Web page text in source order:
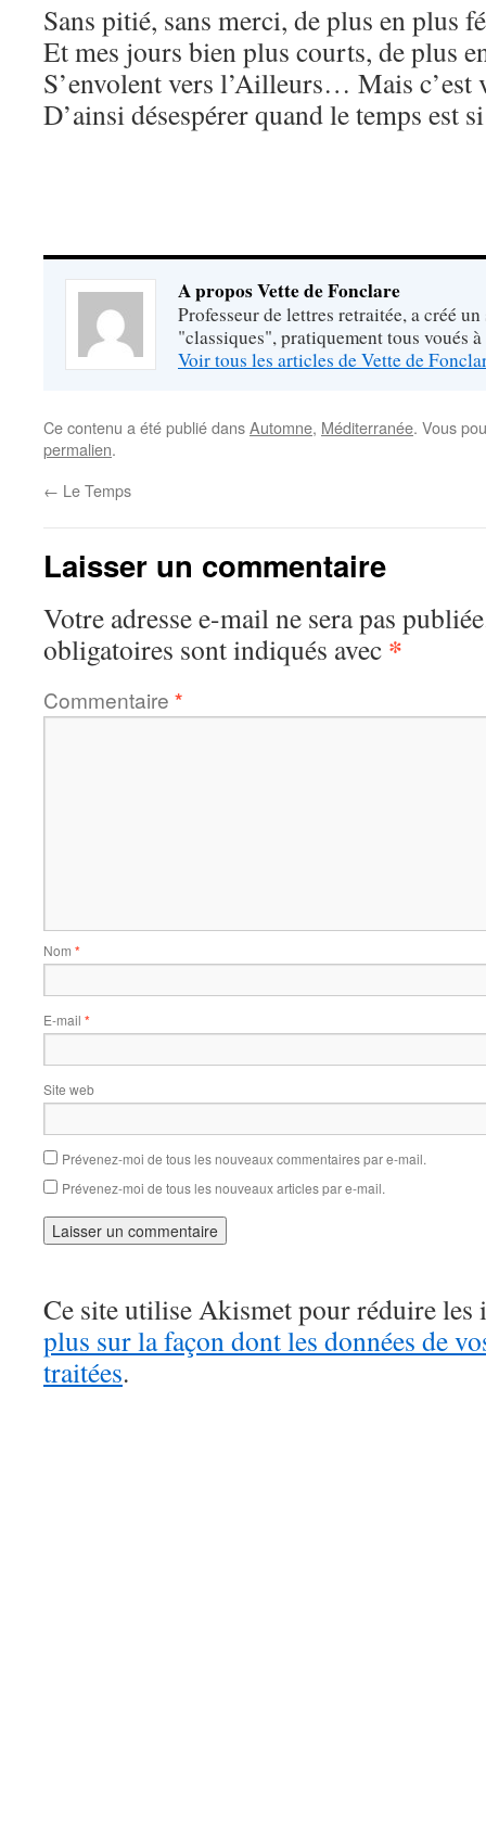
Sans pitié, sans merci, de plus en plus
Et mes jours bien plus courts, de plus
S’envolent vers l’Ailleurs… Mais c’est
D’ainsi désespérer quand le temps est
A propos Vette de Fonclare
Professeur de lettres retraitée, a créé
"classiques", pratiquement tous voués
Voir tous les articles de Vette de
Ce contenu a été publié dansAutomne, Méditerranée. Vous
permalien.
← Le Temps
Laisser un commentaire
Votre adresse e-mail ne sera pas
obligatoires sont indiqués avec *
Commentaire *
Nom *
E-mail *
Site web
Prévenez-moi de tous les nouveaux commentaires par e-mail.
Prévenez-moi de tous les nouveaux articles par e-mail.
Ce site utilise Akismet pour réduire les
plus sur la façon dont les données de
traitées.